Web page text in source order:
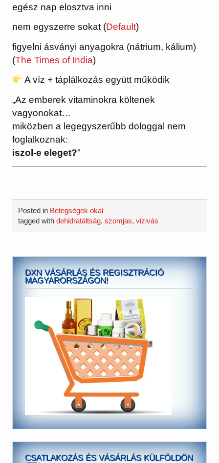
egész nap elosztva inni
nem egyszerre sokat (Default)
figyelni ásványi anyagokra (nátrium, kálium)
(The Times of India)
A víz + táplálkozás együtt működik
„Az emberek vitaminokra költenek
vagyonokat…
miközben a legegyszerűbb dologgal nem
foglalkoznak:
iszol-e eleget?”
Posted in Betegségek okai
tagged withdehidratáltság,szomjas,vizivás
DXN VÁSÁRLÁS ÉS REGISZTRÁCIÓ
MAGYARORSZÁGON!
CSATLAKOZÁS ÉS VÁSÁRLÁS KÜLFÖLDÖN